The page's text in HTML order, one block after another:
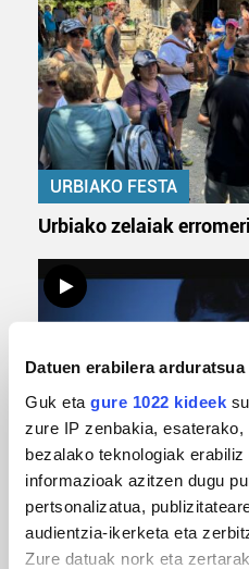
Datuen erabilera arduratsua
Guk eta gure 1022 kideek
zure IP zenbakia,
bezalako teknologiak
informazioak azitzen dugu
pertsonalizatua,
audientzia-ikerketa eta
Zure datuak nork eta
URBIAKO FESTA
Urbiako zelaiak
MUSIKA
Odik berria ezagutzeko
'Amaaaa!' abestiekin